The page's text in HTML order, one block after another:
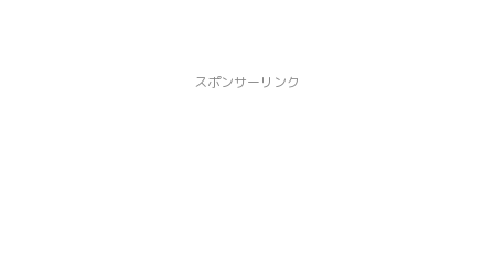
スポンサーリンク